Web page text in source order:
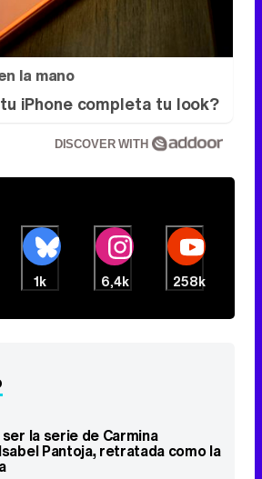
la mano
iPhone completa tu look?
DISCOVER WITH
1k 6,4k 258k
la serie de Carmina
Pantoja, retratada como la